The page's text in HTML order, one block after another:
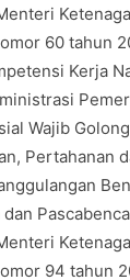
60 tahun
Kerja
Wajib
Pertahanan
94 tahun